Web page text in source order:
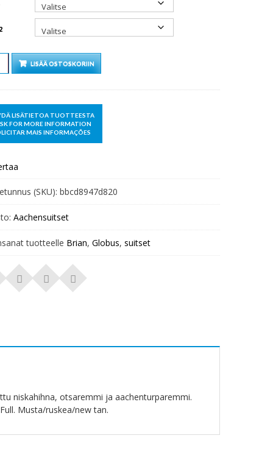
LISÄÄ OSTOSKORIIN
(SKU): bbcd8947d820
Aachensuitset
tuotteelle Brian, Globus, suitset
niskahihna, otsaremmi ja aachenturparemmi.
Musta/ruskea/new tan.